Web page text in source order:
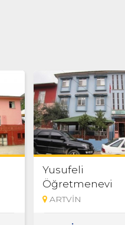
Yusufeli
Öğretmenevi
ARTVİN